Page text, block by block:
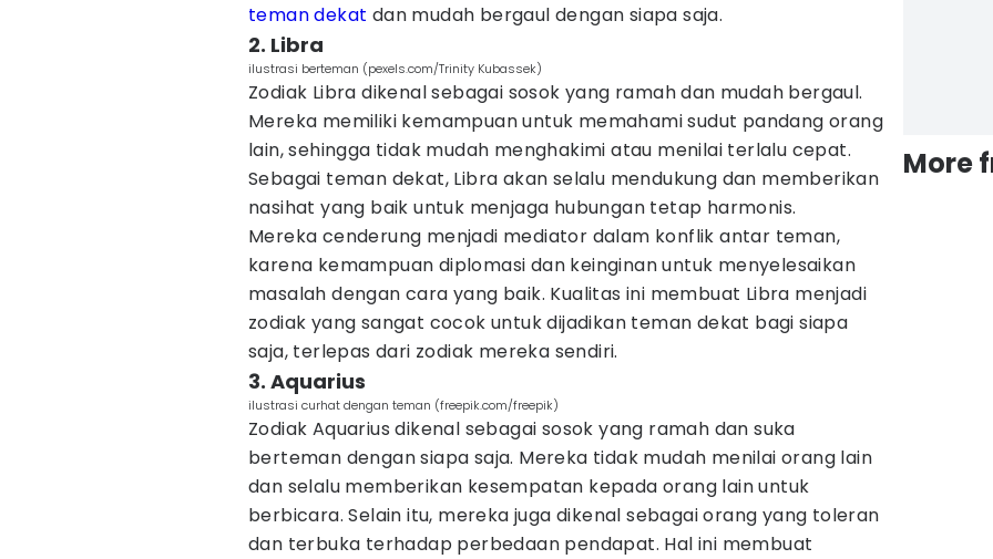
teman dekat dan mudah bergaul dengan siapa saja.
2. Libra
ilustrasi berteman (pexels.com/Trinity Kubassek)
Zodiak Libra dikenal sebagai sosok yang ramah dan mudah bergaul.
Mereka memiliki kemampuan untuk memahami sudut pandang orang
lain, sehingga tidak mudah menghakimi atau menilai terlalu cepat.
Sebagai teman dekat, Libra akan selalu mendukung dan memberikan
nasihat yang baik untuk menjaga hubungan tetap harmonis.
Mereka cenderung menjadi mediator dalam konflik antar teman,
karena kemampuan diplomasi dan keinginan untuk menyelesaikan
masalah dengan cara yang baik. Kualitas ini membuat Libra menjadi
zodiak yang sangat cocok untuk dijadikan teman dekat bagi siapa
saja, terlepas dari zodiak mereka sendiri.
3. Aquarius
ilustrasi curhat dengan teman (freepik.com/freepik)
Zodiak Aquarius dikenal sebagai sosok yang ramah dan suka
berteman dengan siapa saja. Mereka tidak mudah menilai orang lain
dan selalu memberikan kesempatan kepada orang lain untuk
berbicara. Selain itu, mereka juga dikenal sebagai orang yang toleran
dan terbuka terhadap perbedaan pendapat. Hal ini membuat
More